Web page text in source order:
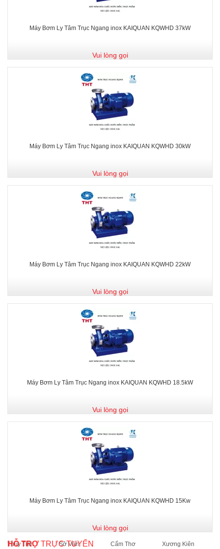
Máy Bơm Ly Tâm Trục Ngang inox KAIQUAN KQWHD 37kW
Vui lòng gọi
Máy Bơm Ly Tâm Trục Ngang inox KAIQUAN KQWHD 30kW
Vui lòng gọi
Máy Bơm Ly Tâm Trục Ngang inox KAIQUAN KQWHD 22kW
Vui lòng gọi
Máy Bơm Ly Tâm Trục Ngang inox KAIQUAN KQWHD 18.5kW
Vui lòng gọi
Máy Bơm Ly Tâm Trục Ngang inox KAIQUAN KQWHD 15Kw
Vui lòng gọi
HỖ TRỢ TRỰC TUYẾN
Thủy Tiên
Sở Vân
Cẩm Thơ
Xương Kiên